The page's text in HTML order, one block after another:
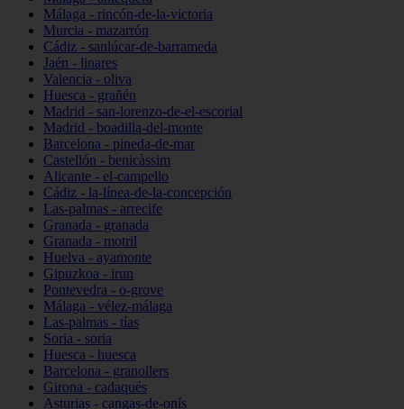
Málaga - rincón-de-la-victoria
Murcia - mazarrón
Cádiz - sanlúcar-de-barrameda
Jaén - linares
Valencia - oliva
Huesca - grañén
Madrid - san-lorenzo-de-el-escorial
Madrid - boadilla-del-monte
Barcelona - pineda-de-mar
Castellón - benicàssim
Alicante - el-campello
Cádiz - la-línea-de-la-concepción
Las-palmas - arrecife
Granada - granada
Granada - motril
Huelva - ayamonte
Gipuzkoa - irun
Pontevedra - o-grove
Málaga - vélez-málaga
Las-palmas - tías
Soria - soria
Huesca - huesca
Barcelona - granollers
Girona - cadaqués
Asturias - cangas-de-onís